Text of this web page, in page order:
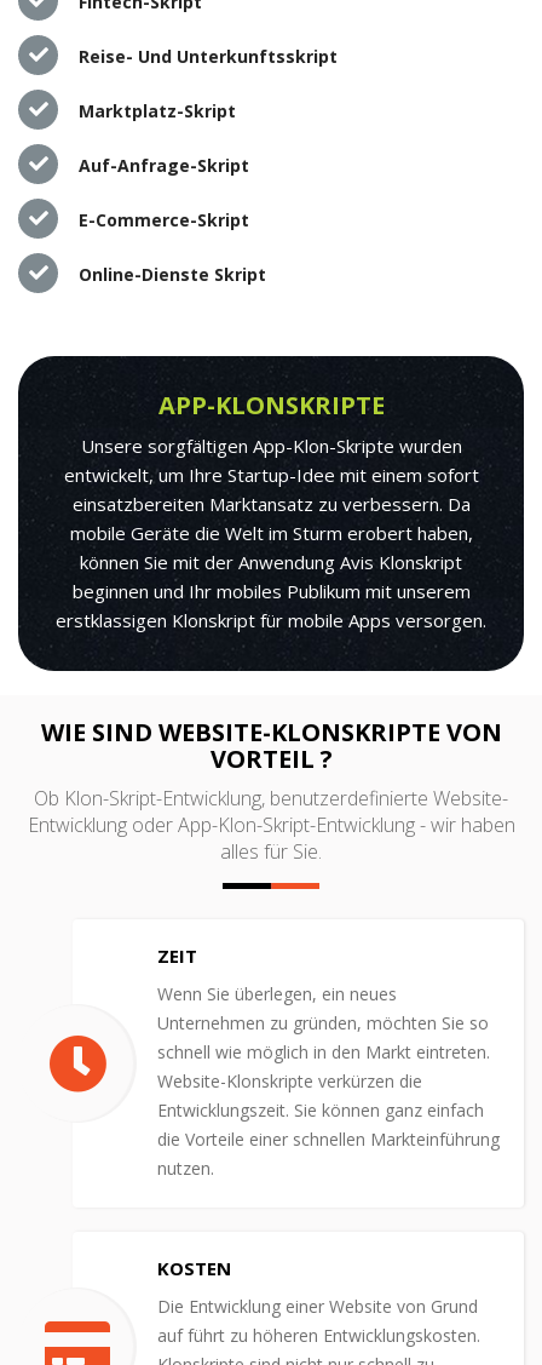
Reise- Und Unterkunftsskript
Marktplatz-Skript
Auf-Anfrage-Skript
E-Commerce-Skript
Online-Dienste Skript
APP-KLONSKRIPTE
Unsere sorgfältigen App-Klon-Skripte wurden
entwickelt, um Ihre Startup-Idee mit einem sofort
einsatzbereiten Marktansatz zu verbessern. Da
mobile Geräte die Welt im Sturm erobert haben,
können Sie mit der Anwendung Avis Klonskript
beginnen und Ihr mobiles Publikum mit unserem
erstklassigen Klonskript für mobile Apps versorgen.
WIE SIND WEBSITE-KLONSKRIPTE VON
VORTEIL ?
Ob Klon-Skript-Entwicklung, benutzerdefinierte Website-
Entwicklung oder App-Klon-Skript-Entwicklung - wir haben
alles für Sie.
ZEIT
Wenn Sie überlegen, ein neues
Unternehmen zu gründen, möchten Sie so
schnell wie möglich in den Markt eintreten.
Website-Klonskripte verkürzen die
Entwicklungszeit. Sie können ganz einfach
die Vorteile einer schnellen Markteinführung
nutzen.
KOSTEN
Die Entwicklung einer Website von Grund
auf führt zu höheren Entwicklungskosten.